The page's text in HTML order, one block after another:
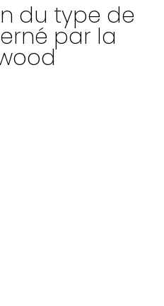
du type de
par la